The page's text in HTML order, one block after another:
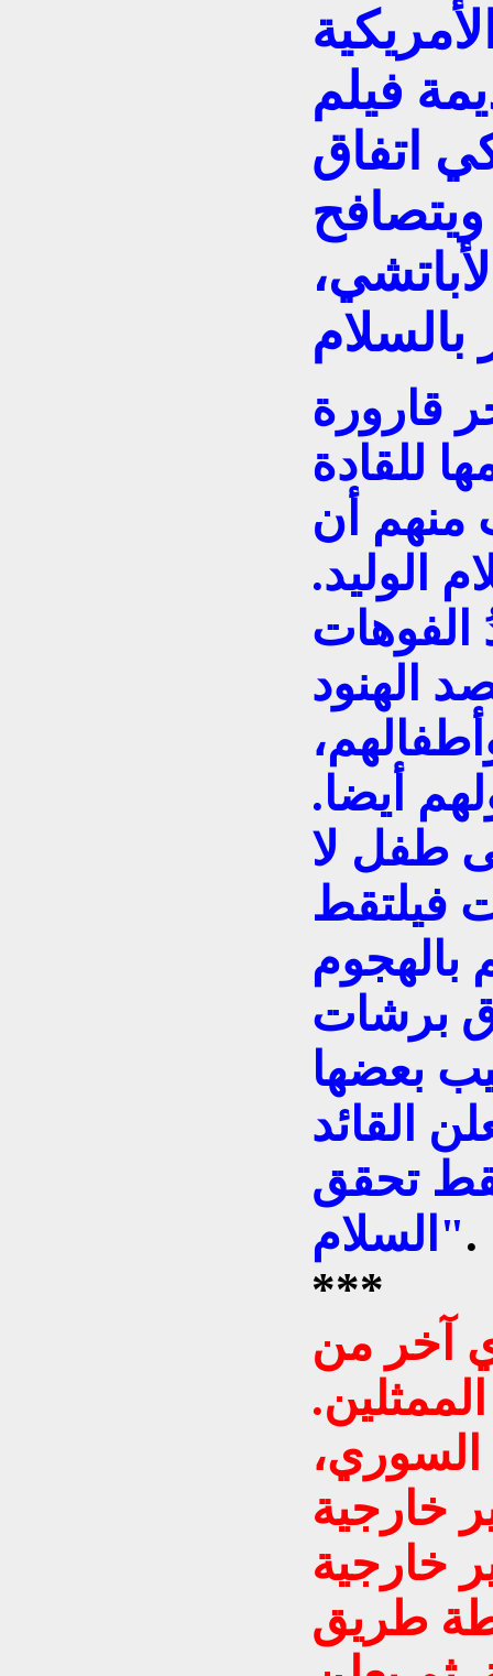
فيلم
اتفاق
قارورة
للقادة
منهم أن
الوليد.
الفوهات
الهنود
أيضا.
طفل لا
فيلتقط
بالهجوم
برشات
بعضها
القائد
تحقق
السلام".
***
آخر من
خارجية
خارجية
طريق